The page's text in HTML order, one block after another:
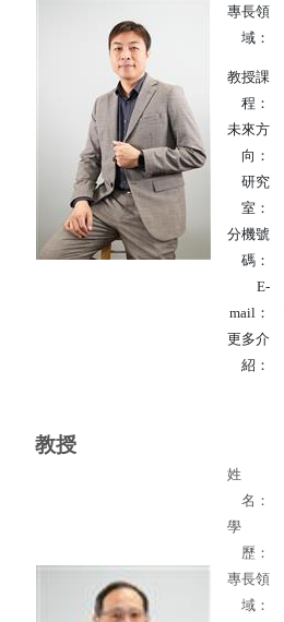
專長領
域：
教授課
程：
未來方
向：
研究
室：
分機號
碼：
E-
mail：
更多介
紹：
教授
姓
名：
學
歷：
專長領
域：